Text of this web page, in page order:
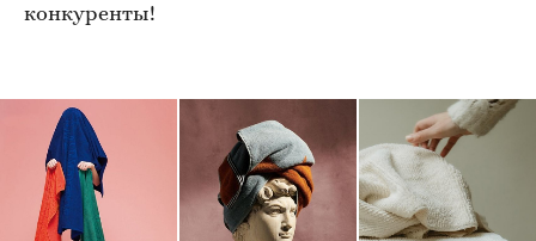
конкуренты!